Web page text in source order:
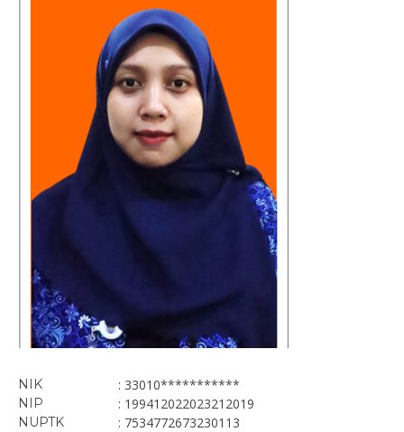
NIK : 33010***********
NIP : 199412022023212019
NUPTK : 7534772673230113